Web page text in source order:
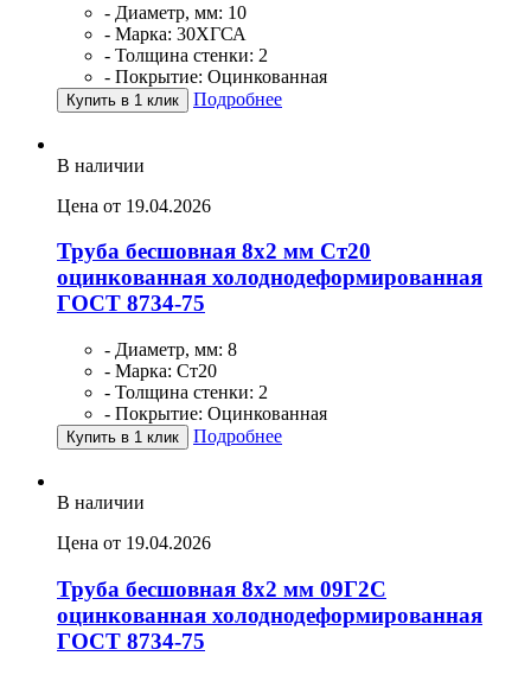
- Диаметр, мм: 10
- Марка: 30ХГСА
- Толщина стенки: 2
- Покрытие: Оцинкованная
Купить в 1 клик Подробнее
В наличии
Цена от 19.04.2026
Труба бесшовная 8х2 мм Ст20
оцинкованная холоднодеформированная
ГОСТ 8734-75
- Диаметр, мм: 8
- Марка: Ст20
- Толщина стенки: 2
- Покрытие: Оцинкованная
Купить в 1 клик Подробнее
В наличии
Цена от 19.04.2026
Труба бесшовная 8х2 мм 09Г2С
оцинкованная холоднодеформированная
ГОСТ 8734-75